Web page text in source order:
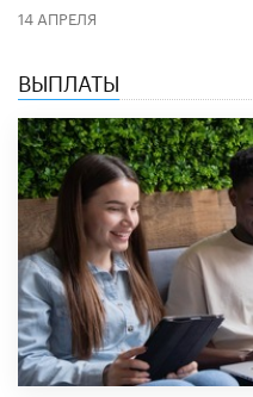
14 АПРЕЛЯ
ВЫПЛАТЫ